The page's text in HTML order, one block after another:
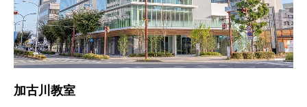
加古川教室